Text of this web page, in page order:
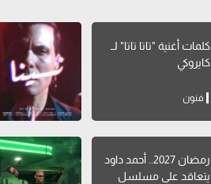
كلمات أغنية "تاتا تاتا" لــ
كايروكي
فنون
رمضان 2027.. أحمد داود
يتعاقد على مسلسل